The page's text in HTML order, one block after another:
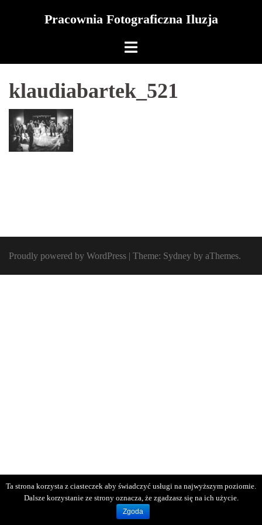
Pracownia Fotograficzna Iluzja
klaudiabartek_521
Proudly powered by WordPress | Theme: Sydney by aThemes.
Ta strona korzysta z ciasteczek aby świadczyć usługi na najwyższym poziomie.
Dalsze korzystanie ze strony oznacza, że zgadzasz się na ich użycie.
Zgoda